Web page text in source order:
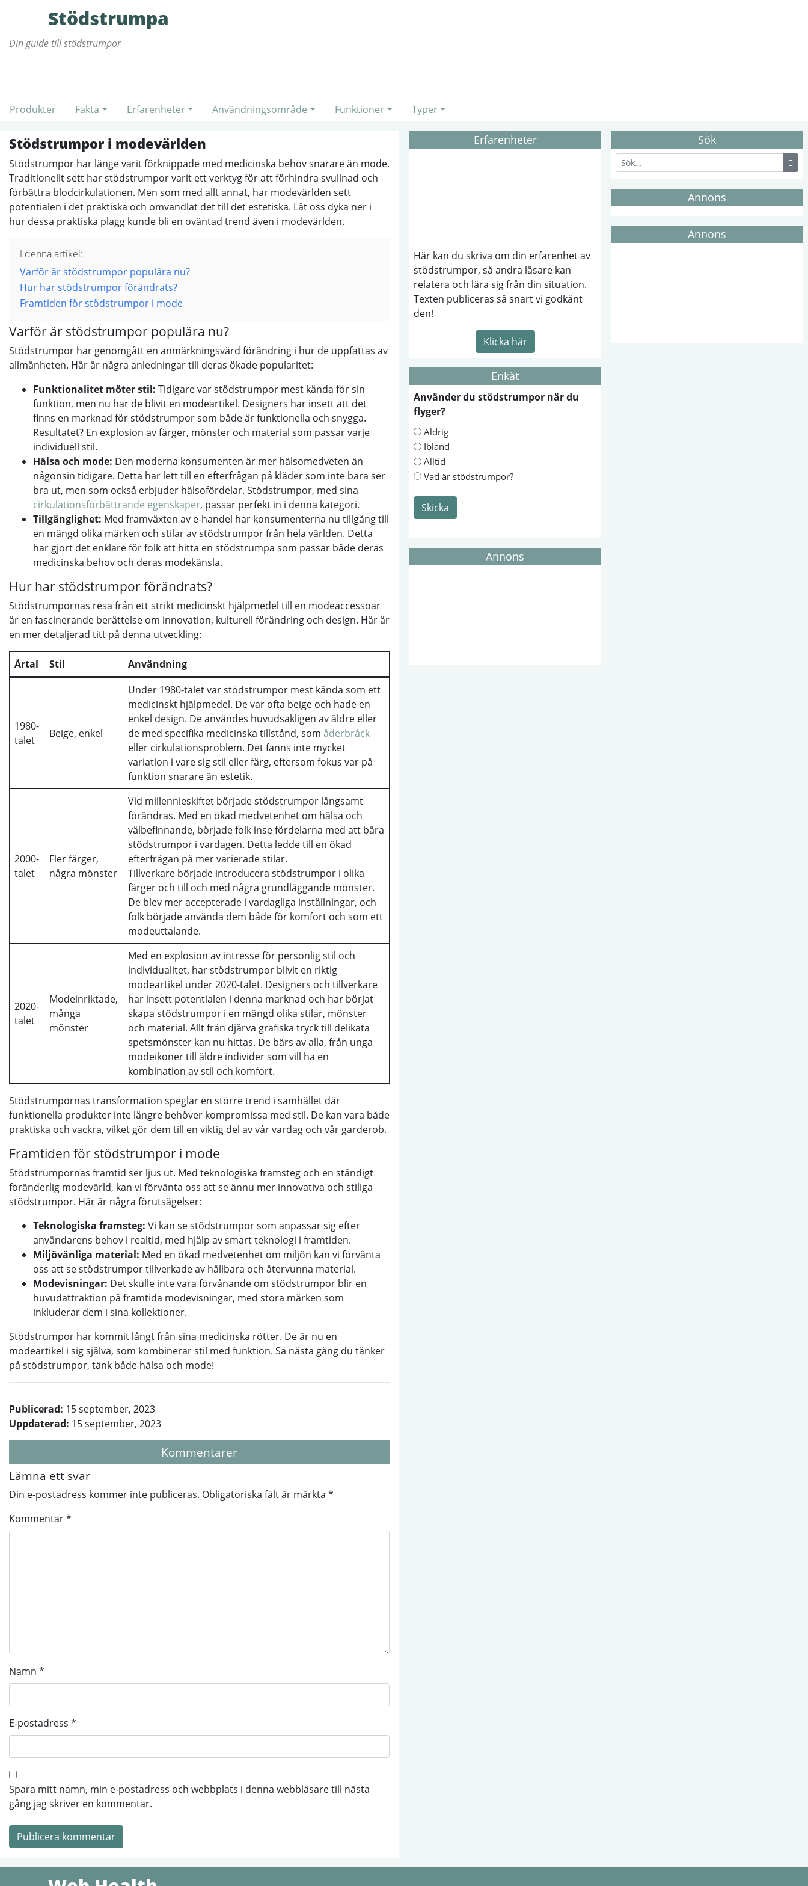
Stödstrumpa
Din guide till stödstrumpor
Produkter Fakta Erfarenheter Användningsområde Funktioner Typer
Stödstrumpor i modevärlden
Stödstrumpor har länge varit förknippade med medicinska behov snarare än mode.
Traditionellt sett har stödstrumpor varit ett verktyg för att förhindra svullnad och
förbättra blodcirkulationen. Men som med allt annat, har modevärlden sett
potentialen i det praktiska och omvandlat det till det estetiska. Låt oss dyka ner i
hur dessa praktiska plagg kunde bli en oväntad trend även i modevärlden.
I denna artikel:
Varför är stödstrumpor populära nu?
Hur har stödstrumpor förändrats?
Framtiden för stödstrumpor i mode
Varför är stödstrumpor populära nu?
Stödstrumpor har genomgått en anmärkningsvärd förändring i hur de uppfattas av
allmänheten. Här är några anledningar till deras ökade popularitet:
Funktionalitet möter stil: Tidigare var stödstrumpor mest kända för sin
funktion, men nu har de blivit en modeartikel. Designers har insett att det
finns en marknad för stödstrumpor som både är funktionella och snygga.
Resultatet? En explosion av färger, mönster och material som passar varje
individuell stil.
Hälsa och mode: Den moderna konsumenten är mer hälsomedveten än
någonsin tidigare. Detta har lett till en efterfrågan på kläder som inte bara ser
bra ut, men som också erbjuder hälsofördelar. Stödstrumpor, med sina
cirkulationsförbättrande egenskaper, passar perfekt in i denna kategori.
Tillgänglighet: Med framväxten av e-handel har konsumenterna nu tillgång till
en mängd olika märken och stilar av stödstrumpor från hela världen. Detta
har gjort det enklare för folk att hitta en stödstrumpa som passar både deras
medicinska behov och deras modekänsla.
Hur har stödstrumpor förändrats?
Stödstrumpornas resa från ett strikt medicinskt hjälpmedel till en modeaccessoar
är en fascinerande berättelse om innovation, kulturell förändring och design. Här är
en mer detaljerad titt på denna utveckling:
Årtal Stil Användning
1980-
talet
Beige, enkel
Under 1980-talet var stödstrumpor mest kända som ett
medicinskt hjälpmedel. De var ofta beige och hade en
enkel design. De användes huvudsakligen av äldre eller
de med specifika medicinska tillstånd, som åderbråck
eller cirkulationsproblem. Det fanns inte mycket
variation i vare sig stil eller färg, eftersom fokus var på
funktion snarare än estetik.
2000-
talet
Fler färger,
några mönster
Vid millennieskiftet började stödstrumpor långsamt
förändras. Med en ökad medvetenhet om hälsa och
välbefinnande, började folk inse fördelarna med att bära
stödstrumpor i vardagen. Detta ledde till en ökad
efterfrågan på mer varierade stilar.
Tillverkare började introducera stödstrumpor i olika
färger och till och med några grundläggande mönster.
De blev mer accepterade i vardagliga inställningar, och
folk började använda dem både för komfort och som ett
modeuttalande.
2020-
talet
Modeinriktade,
många
mönster
Med en explosion av intresse för personlig stil och
individualitet, har stödstrumpor blivit en riktig
modeartikel under 2020-talet. Designers och tillverkare
har insett potentialen i denna marknad och har börjat
skapa stödstrumpor i en mängd olika stilar, mönster
och material. Allt från djärva grafiska tryck till delikata
spetsmönster kan nu hittas. De bärs av alla, från unga
modeikoner till äldre individer som vill ha en
kombination av stil och komfort.
Stödstrumpornas transformation speglar en större trend i samhället där
funktionella produkter inte längre behöver kompromissa med stil. De kan vara både
praktiska och vackra, vilket gör dem till en viktig del av vår vardag och vår garderob.
Framtiden för stödstrumpor i mode
Stödstrumpornas framtid ser ljus ut. Med teknologiska framsteg och en ständigt
föränderlig modevärld, kan vi förvänta oss att se ännu mer innovativa och stiliga
stödstrumpor. Här är några förutsägelser:
Teknologiska framsteg: Vi kan se stödstrumpor som anpassar sig efter
användarens behov i realtid, med hjälp av smart teknologi i framtiden.
Miljövänliga material: Med en ökad medvetenhet om miljön kan vi förvänta
oss att se stödstrumpor tillverkade av hållbara och återvunna material.
Modevisningar: Det skulle inte vara förvånande om stödstrumpor blir en
huvudattraktion på framtida modevisningar, med stora märken som
inkluderar dem i sina kollektioner.
Stödstrumpor har kommit långt från sina medicinska rötter. De är nu en
modeartikel i sig själva, som kombinerar stil med funktion. Så nästa gång du tänker
på stödstrumpor, tänk både hälsa och mode!
Publicerad: 15 september, 2023
Uppdaterad: 15 september, 2023
Kommentarer
Lämna ett svar
Din e-postadress kommer inte publiceras. Obligatoriska fält är märkta *
Kommentar*
Namn *
E-postadress *
Spara mitt namn, min e-postadress och webbplats i denna webbläsare till nästa
gång jag skriver en kommentar.
Erfarenheter
Här kan du skriva om din erfarenhet av
stödstrumpor, så andra läsare kan
relatera och lära sig från din situation.
Texten publiceras så snart vi godkänt
den!
Klicka här
Enkät
Använder du stödstrumpor när du
flyger?
Aldrig
Ibland
Alltid
Vad är stödstrumpor?
Skicka
Annons
Sök
Annons
Annons